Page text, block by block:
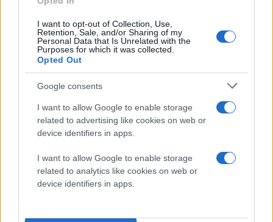
I want to opt-out of Collection, Use,
Retention, Sale, and/or Sharing of my
Personal Data that Is Unrelated with the
Purposes for which it was collected.
Opted Out
Google consents
I want to allow Google to enable storage
related to advertising like cookies on web or
device identifiers in apps.
I want to allow Google to enable storage
related to analytics like cookies on web or
device identifiers in apps.
λειτουργία AI Sound Boost για μηδενική
παραμόρφωση. Διαθέτει ενσωματωμένο power bank,
Smart EQ, ανθεκτική κατασκευή από ανακυκλωμένα
φτάνει τις 28 ώρες.
Ακουστική αρχιτεκτονική και ψηφιακή επεξεργασία
εστιάζει στην παροχή δυναμικού και
καθηλωτικού ήχου σε υψηλές εντάσεις. Η ακουστική
του διάταξη αποτελείται από δύο tweeter, ένα